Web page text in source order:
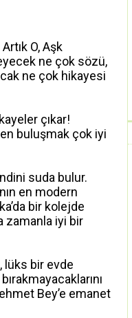
O, Aşk
ne çok sözü,
ne çok hikayesi
çıkar!
buluşmak çok iyi
suda bulur.
en modern
bir kolejde
zamanla iyi bir
lüks bir evde
Bey’e emanet